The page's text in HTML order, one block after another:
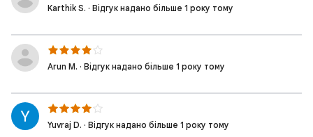
Karthik S. · Відгук надано більше 1 року тому
Arun M. · Відгук надано більше 1 року тому
Yuvraj D. · Відгук надано більше 1 року тому